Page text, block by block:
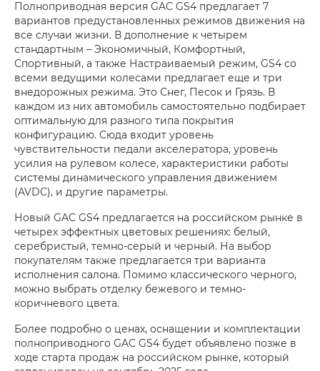
Полноприводная версия GAC GS4 предлагает 7
вариантов предустановленных режимов движения на
все случаи жизни. В дополнение к четырем
стандартным – Экономичный, Комфортный,
Спортивный, а также Настраиваемый режим, GS4 со
всеми ведущими колесами предлагает еще и три
внедорожных режима. Это Снег, Песок и Грязь. В
каждом из них автомобиль самостоятельно подбирает
оптимальную для разного типа покрытия
конфигурацию. Сюда входит уровень
чувствительности педали акселератора, уровень
усилия на рулевом колесе, характеристики работы
системы динамического управления движением
(AVDC), и другие параметры.
Новый GAC GS4 предлагается на российском рынке в
четырех эффектных цветовых решениях: белый,
серебристый, темно-серый и черный. На выбор
покупателям также предлагается три варианта
исполнения салона. Помимо классического черного,
можно выбрать отделку бежевого и темно-
коричневого цвета.
Более подробно о ценах, оснащении и комплектации
полноприводного GAC GS4 будет объявлено позже в
ходе старта продаж на российском рынке, который